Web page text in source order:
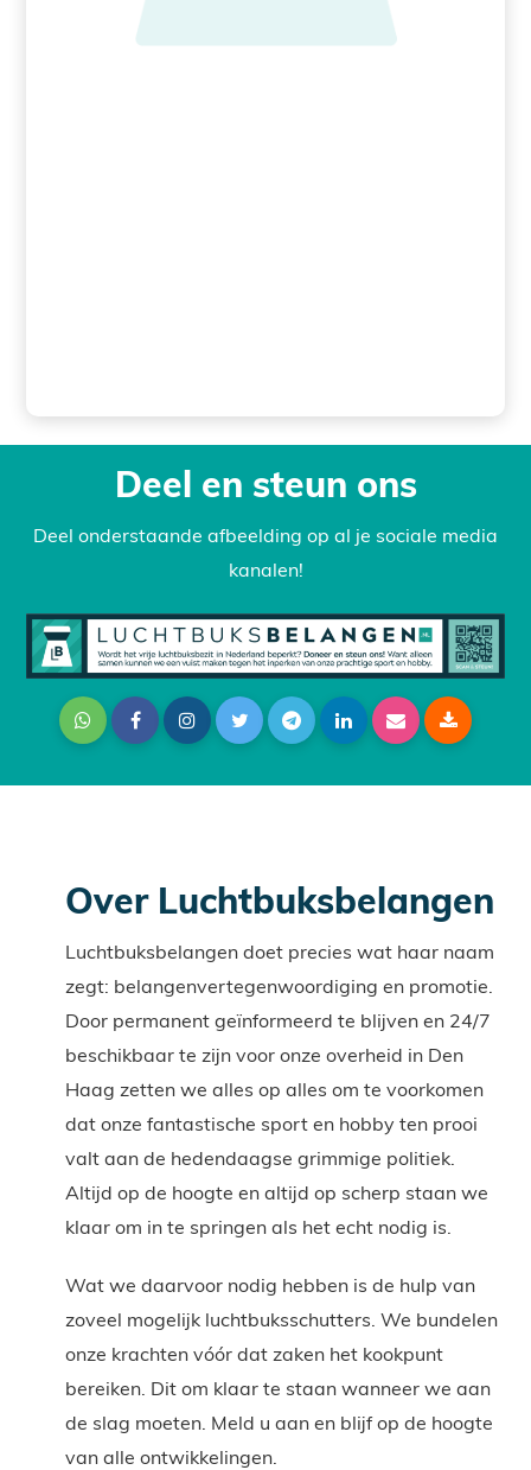
Deel en steun ons
Deel onderstaande afbeelding op al je sociale media
kanalen!
Over Luchtbuksbelangen
Luchtbuksbelangen doet precies wat haar naam
zegt: belangenvertegenwoordiging en promotie.
Door permanent geïnformeerd te blijven en 24/7
beschikbaar te zijn voor onze overheid in Den
Haag zetten we alles op alles om te voorkomen
dat onze fantastische sport en hobby ten prooi
valt aan de hedendaagse grimmige politiek.
Altijd op de hoogte en altijd op scherp staan we
klaar om in te springen als het echt nodig is.
Wat we daarvoor nodig hebben is de hulp van
zoveel mogelijk luchtbuksschutters. We bundelen
onze krachten vóór dat zaken het kookpunt
bereiken. Dit om klaar te staan wanneer we aan
de slag moeten. Meld u aan en blijf op de hoogte
van alle ontwikkelingen.